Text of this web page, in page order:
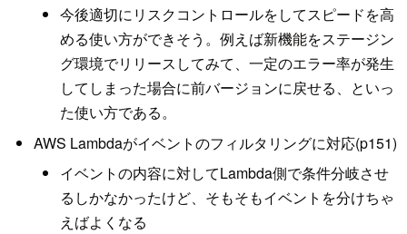
今後適切にリスクコントロールをしてスピードを高
める使い方ができそう。例えば新機能をステージン
グ環境でリリースしてみて、一定のエラー率が発生
してしまった場合に前バージョンに戻せる、といっ
た使い方である。
AWS Lambdaがイベントのフィルタリングに対応(p151)
イベントの内容に対してLambda側で条件分岐させ
るしかなかったけど、そもそもイベントを分けちゃ
えばよくなる